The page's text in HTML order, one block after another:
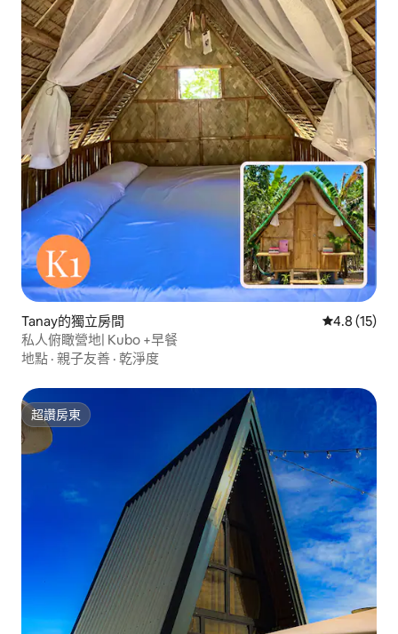
Tanay的獨立房間 從 15 則評
4.8 (15)
私人俯瞰營地| Kubo +早餐
地點 · 親子友善 · 乾淨度
超讚房東
超讚房東